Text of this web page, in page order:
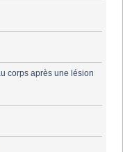
corps après une lésion